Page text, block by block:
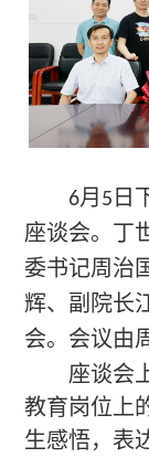
6月 5 日
座谈会。 丁
委书记周治
辉、副院长
会。会议由
座谈会
教育岗位上
生感悟，表